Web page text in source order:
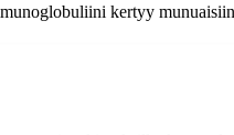
kertyy